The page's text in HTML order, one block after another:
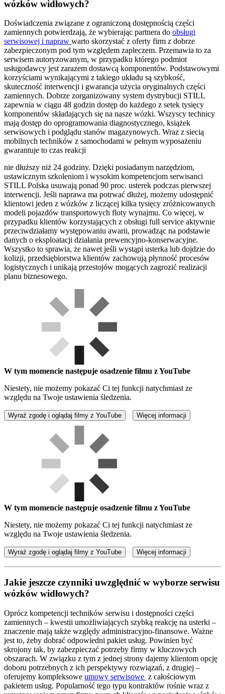
wózków widłowych?
Doświadczenia związane z ograniczoną dostępnością części
zamiennych potwierdzają, że wybierając partnera do obsługi
serwisowej i napraw warto skorzystać z oferty firm z dobrze
zabezpieczonym pod tym względem zapleczem. Przemawia to za
serwisem autoryzowanym, w przypadku którego podmiot
usługodawcy jest zarazem dostawcą komponentów. Podstawowymi
korzyściami wynikającymi z takiego układu są szybkość,
skuteczność interwencji i gwarancja użycia oryginalnych części
zamiennych. Dobrze zorganizowany system dystrybucji STILL
zapewnia w ciągu 48 godzin dostęp do każdego z setek tysięcy
komponentów składających się na nasze wózki. Wszyscy technicy
mają dostęp do oprogramowania diagnostycznego, książek
serwisowych i podglądu stanów magazynowych. Wraz z siecią
mobilnych techników z samochodami w pełnym wyposażeniu
gwarantuje to czas reakcji
nie dłuższy niż 24 godziny. Dzięki posiadanym narzędziom,
ustawicznym szkoleniom i wysokim kompetencjom serwisanci
STILL Polska usuwają ponad 90 proc. usterek podczas pierwszej
interwencji. Jeśli naprawa ma potrwać dłużej, możemy udostępnić
klientowi jeden z wózków z liczącej kilka tysięcy zróżnicowanych
modeli pojazdów transportowych floty wynajmu. Co więcej, w
przypadku klientów korzystających z obsługi full service aktywnie
przeciwdziałamy występowaniu awarii, prowadząc na podstawie
danych o eksploatacji działania prewencyjno-konserwacyjne.
Wszystko to sprawia, że nawet jeśli wystąpi usterka lub dojdzie do
kolizji, przedsiębiorstwa klientów zachowują płynność procesów
logistycznych i unikają przestojów mogących zagrozić realizacji
planu biznesowego.
W tym momencie następuje osadzenie filmu z YouTube
Niestety, nie możemy pokazać Ci tej funkcji natychmiast ze
względu na Twoje ustawienia śledzenia.
Wyraź zgodę i oglądaj filmy z YouTube Więcej informacji
W tym momencie następuje osadzenie filmu z YouTube
Niestety, nie możemy pokazać Ci tej funkcji natychmiast ze
względu na Twoje ustawienia śledzenia.
Wyraź zgodę i oglądaj filmy z YouTube Więcej informacji
Jakie jeszcze czynniki uwzględnić w wyborze serwisu
wózków widłowych?
Oprócz kompetencji techników serwisu i dostępności części
zamiennych – kwestii umożliwiających szybką reakcję na usterki –
znaczenie mają także względy administracyjno-finansowe. Ważne
jest to, żeby dobrać odpowiedni pakiet usług. Powinien być
skrojony tak, by zabezpieczać potrzeby firmy w kluczowych
obszarach. W związku z tym z jednej strony dajemy klientom opcję
doboru potrzebnych z ich perspektywy rozwiązań, z drugiej –
oferujemy kompleksowe umowy serwisowe z całościowym
pakietem usług. Popularność tego typu kontraktów rośnie wraz z